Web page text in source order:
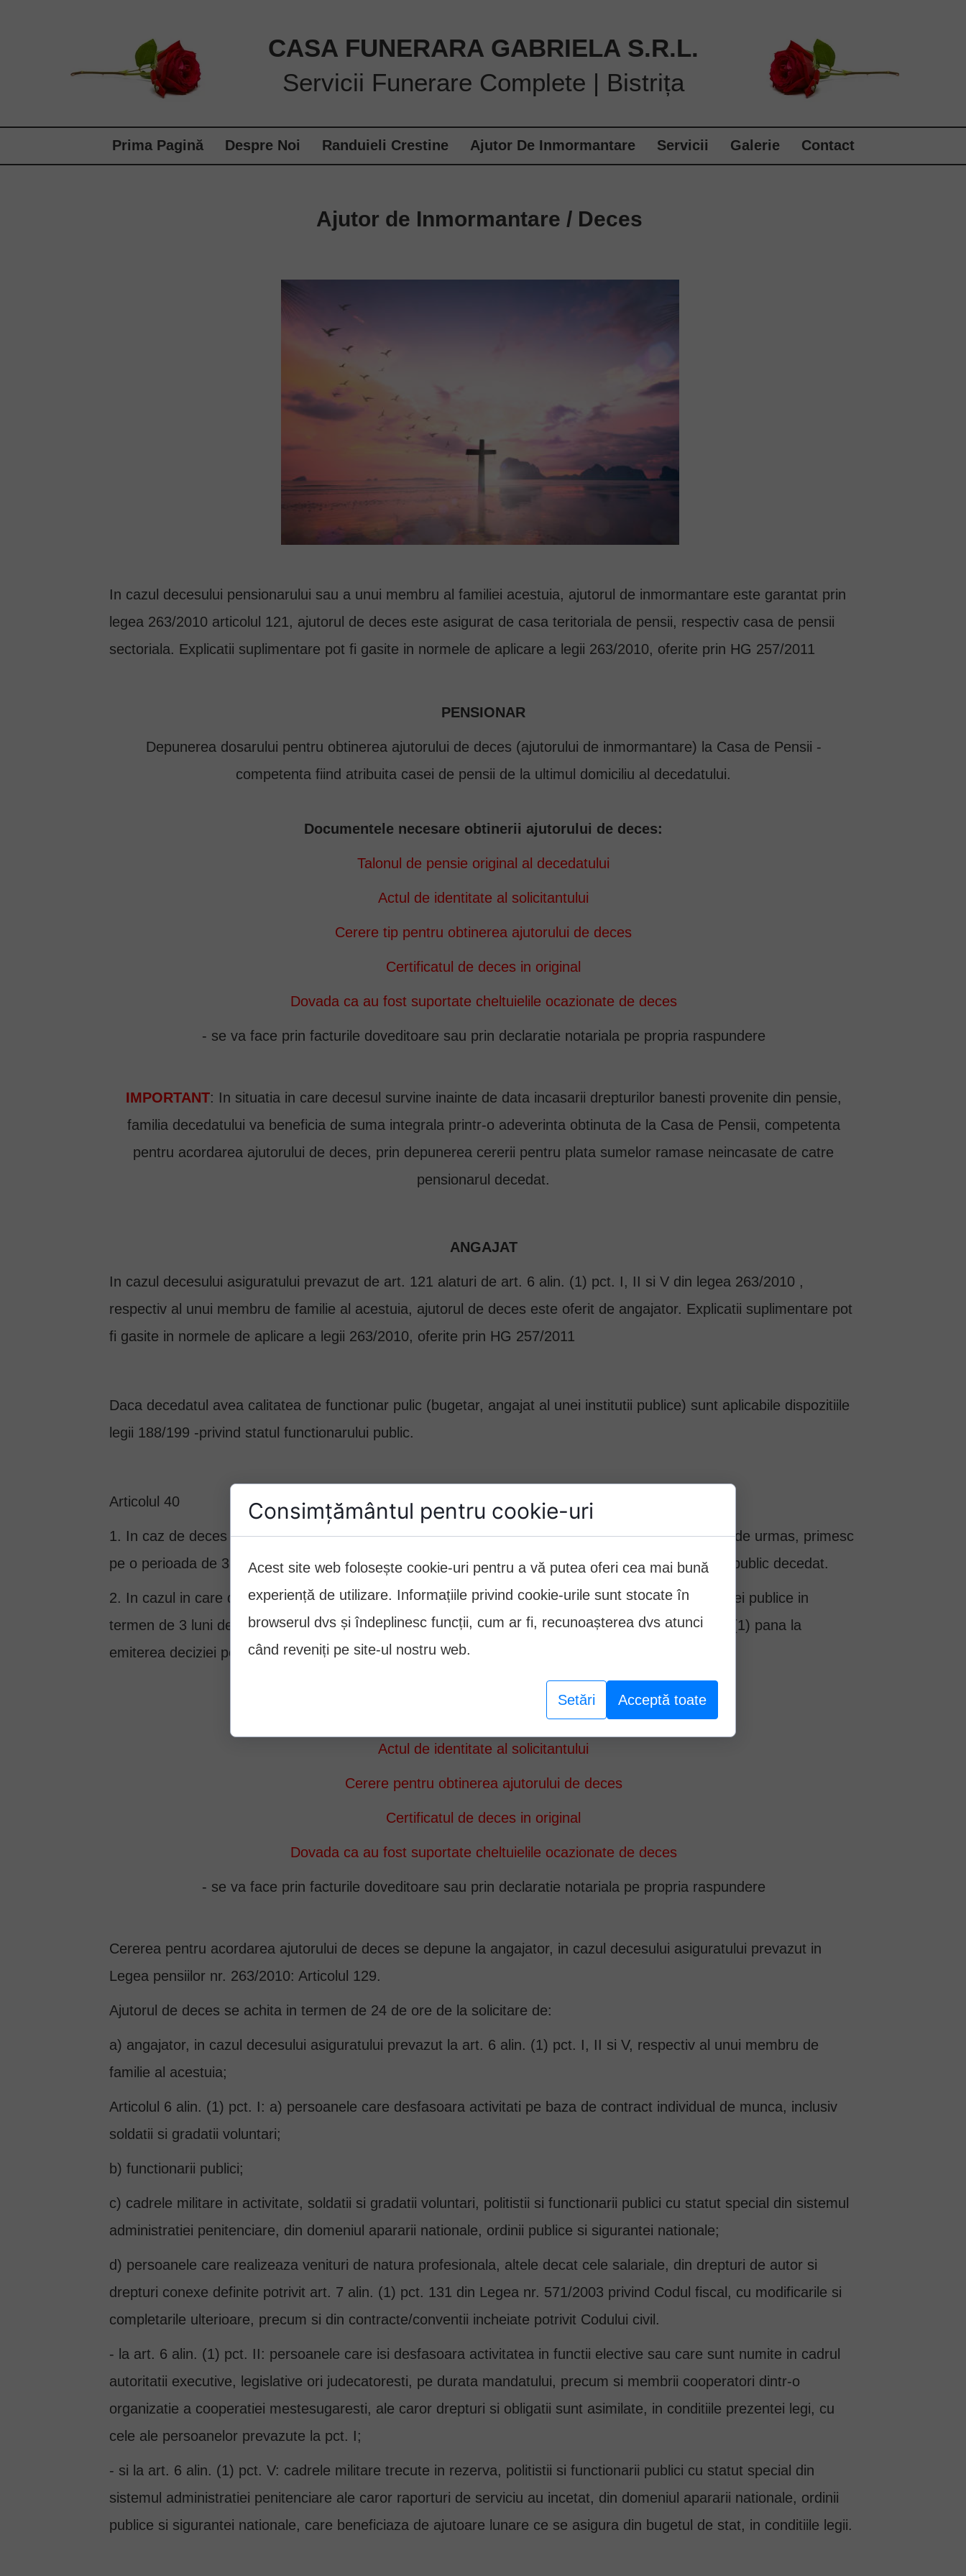
ANGAJAT
In cazul decesului asiguratului prevazut de art. 121 alaturi de art. 6 alin. (1) pct. I, II si V din legea 263/2010 ,
respectiv al unui membru de familie al acestuia, ajutorul de deces este oferit de angajator. Explicatii suplimentare pot
fi gasite in normele de aplicare a legii 263/2010, oferite prin HG 257/2011
Daca decedatul avea calitatea de functionar pulic (bugetar, angajat al unei institutii publice) sunt aplicabile dispozitiile
legii 188/199 -privind statul functionarului public.
Articolul 40
1. In caz de deces al functionarului public, membrii familiei, care au, potrivit legii, dreptul la pensie de urmas, primesc
pe o perioada de 3 luni echivalentul salariului de baza din ultima luna de activitate a functionarului public decedat.
2. In cazul in care decizia pentru pensia de urmas nu a fost emisa din vina autoritatii sau a institutiei publice in
termen de 3 luni de la data decesului, aceasta va achita in continuare drepturile prevazute la alin. (1) pana la
emiterea deciziei pentru pensia de urmas.
Documentele necesare obtinerii ajutorului de deces:
Actul de identitate al solicitantului
Cerere pentru obtinerea ajutorului de deces
Certificatul de deces in original
Dovada ca au fost suportate cheltuielile ocazionate de deces
- se va face prin facturile doveditoare sau prin declaratie notariala pe propria raspundere
Cererea pentru acordarea ajutorului de deces se depune la angajator, in cazul decesului asiguratului prevazut in
Legea pensiilor nr. 263/2010: Articolul 129.
Ajutorul de deces se achita in termen de 24 de ore de la solicitare de:
a) angajator, in cazul decesului asiguratului prevazut la art. 6 alin. (1) pct. I, II si V, respectiv al unui membru de
familie al acestuia;
Articolul 6 alin. (1) pct. I: a) persoanele care desfasoara activitati pe baza de contract individual de munca, inclusiv
soldatii si gradatii voluntari;
b) functionarii publici;
c) cadrele militare in activitate, soldatii si gradatii voluntari, politistii si functionarii publici cu statut special din sistemul
administratiei penitenciare, din domeniul apararii nationale, ordinii publice si sigurantei nationale;
d) persoanele care realizeaza venituri de natura profesionala, altele decat cele salariale, din drepturi de autor si
drepturi conexe definite potrivit art. 7 alin. (1) pct. 131 din Legea nr. 571/2003 privind Codul fiscal, cu modificarile si
completarile ulterioare, precum si din contracte/conventii incheiate potrivit Codului civil.
- la art. 6 alin. (1) pct. II: persoanele care isi desfasoara activitatea in functii elective sau care sunt numite in cadrul
autoritatii executive, legislative ori judecatoresti, pe durata mandatului, precum si membrii cooperatori dintr-o
organizatie a cooperatiei mestesugaresti, ale caror drepturi si obligatii sunt asimilate, in conditiile prezentei legi, cu
cele ale persoanelor prevazute la pct. I;
- si la art. 6 alin. (1) pct. V: cadrele militare trecute in rezerva, politistii si functionarii publici cu statut special din
sistemul administratiei penitenciare ale caror raporturi de serviciu au incetat, din domeniul apararii nationale, ordinii
publice si sigurantei nationale, care beneficiaza de ajutoare lunare ce se asigura din bugetul de stat, in conditiile legii.
PENSIONAR
Depunerea dosarului pentru obtinerea ajutorului de deces (ajutorului de inmormantare) la Casa de Pensii -
competenta fiind atribuita casei de pensii de la ultimul domiciliu al decedatului.
Documentele necesare obtinerii ajutorului de deces:
Talonul de pensie original al decedatului
Actul de identitate al solicitantului
Cerere tip pentru obtinerea ajutorului de deces
Certificatul de deces in original
Dovada ca au fost suportate cheltuielile ocazionate de deces
- se va face prin facturile doveditoare sau prin declaratie notariala pe propria raspundere
IMPORTANT: In situatia in care decesul survine inainte de data incasarii drepturilor banesti provenite din pensie,
familia decedatului va beneficia de suma integrala printr-o adeverinta obtinuta de la Casa de Pensii, competenta
pentru acordarea ajutorului de deces, prin depunerea cererii pentru plata sumelor ramase neincasate de catre
pensionarul decedat.
In cazul decesului pensionarului sau a unui membru al familiei acestuia, ajutorul de inmormantare este garantat prin
legea 263/2010 articolul 121, ajutorul de deces este asigurat de casa teritoriala de pensii, respectiv casa de pensii
sectoriala. Explicatii suplimentare pot fi gasite in normele de aplicare a legii 263/2010, oferite prin HG 257/2011
Ajutor de Inmormantare / Deces
CASA FUNERARA GABRIELA S.R.L.
Servicii Funerare Complete | Bistrița
Prima Pagină Despre Noi Randuieli Crestine Ajutor De Inmormantare Servicii Galerie Contact
Consimțământul pentru cookie-uri
Acest site web folosește cookie-uri pentru a vă putea oferi cea mai bună
experiență de utilizare. Informațiile privind cookie-urile sunt stocate în
browserul dvs și îndeplinesc funcții, cum ar fi, recunoașterea dvs atunci
când reveniți pe site-ul nostru web.
Setări Acceptă toate